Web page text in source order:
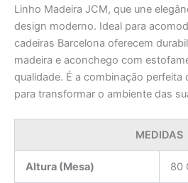
Linho Madeira JCM, que une
design moderno. Ideal para
cadeiras Barcelona oferecem
madeira e aconchego com
qualidade. É a combinação perfeita
para transformar o ambiente das
MEDIDAS
Altura (Mesa) 80